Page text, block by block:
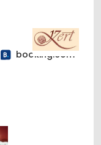
booking.com